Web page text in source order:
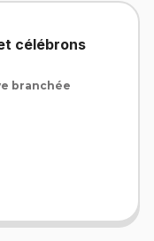
célébrons
branchée